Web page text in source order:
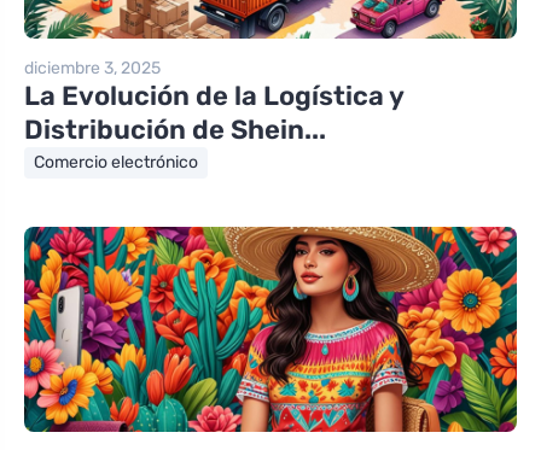
diciembre 3, 2025
La Evolución de la Logística y
Distribución de Shein...
Comercio electrónico